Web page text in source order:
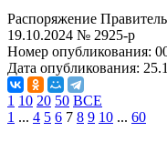
Распоряжение
19.10.2024 № 2925-р
Номер опубликования:
Дата опубликования:
1 10 20 50 ВСЕ
1 ... 4 5 6 7 8 9 10 ... 60